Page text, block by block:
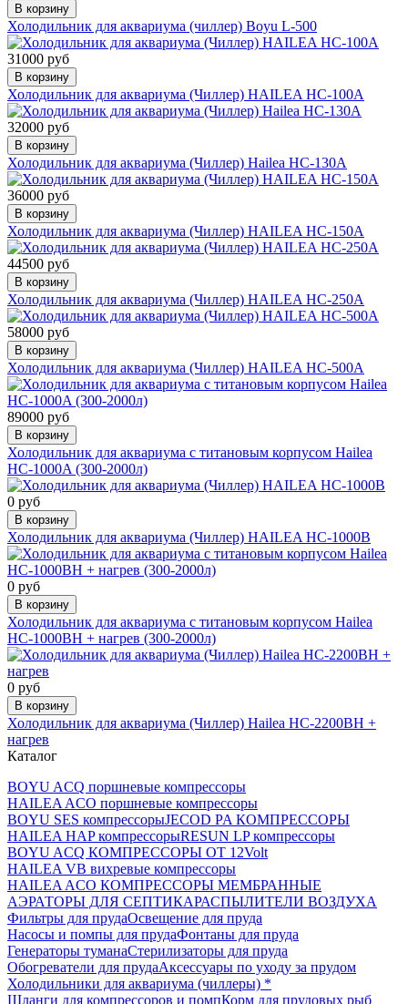
В корзину
Холодильник для аквариума (чиллер) Boyu L-500
31000 руб
В корзину
Холодильник для аквариума (Чиллер) HAILEA HC-100A
32000 руб
В корзину
Холодильник для аквариума (Чиллер) Hailea HC-130A
36000 руб
В корзину
Холодильник для аквариума (Чиллер) HAILEA HC-150A
44500 руб
В корзину
Холодильник для аквариума (Чиллер) HAILEA HC-250A
58000 руб
В корзину
Холодильник для аквариума (Чиллер) HAILEA HC-500A
89000 руб
В корзину
Холодильник для аквариума с титановым корпусом Hailea
HC-1000A (300-2000л)
0 руб
В корзину
Холодильник для аквариума (Чиллер) HAILEA HC-1000B
0 руб
В корзину
Холодильник для аквариума с титановым корпусом Hailea
HC-1000BH + нагрев (300-2000л)
0 руб
В корзину
Холодильник для аквариума (Чиллер) Hailea HC-2200BH +
нагрев
Каталог
BOYU ACQ поршневые компрессоры
HAILEA ACO поршневые компрессоры
BOYU SES компрессорыJECOD PA КОМПРЕССОРЫ
HAILEA HAP компрессорыRESUN LP компрессоры
BOYU ACQ КОМПРЕССОРЫ ОТ 12Volt
HAILEA VB вихревые компрессоры
HAILEA ACO КОМПРЕССОРЫ МЕМБРАННЫЕ
АЭРАТОРЫ ДЛЯ СЕПТИКАРАСПЫЛИТЕЛИ ВОЗДУХА
Фильтры для прудаОсвещение для пруда
Насосы и помпы для прудаФонтаны для пруда
Генераторы туманаСтерилизаторы для пруда
Обогреватели для прудаАксессуары по уходу за прудом
Холодильники для аквариума (чиллеры) *
Шланги для компрессоров и помпКорм для прудовых рыб